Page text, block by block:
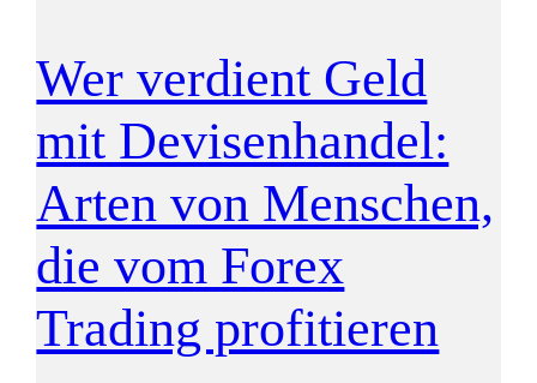
Wer verdient Geld
mit Devisenhandel:
Arten von Menschen,
die vom Forex
Trading profitieren